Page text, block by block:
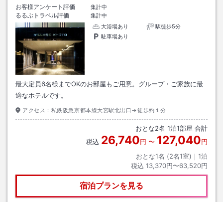
お客様アンケート評価
集計中
るるぶトラベル評価
集計中
大浴場あり
駅徒歩5分
駐車場あり
最大定員6名様までOKのお部屋もご用意。グループ・ご家族に最
適なホテルです。
アクセス： 私鉄阪急京都本線大宮駅北出口→徒歩約１分
おとな2名 1泊1部屋 合計
税込 26,740円 〜 127,040円
おとな1名 (2名1室)｜ 1泊
税込 13,370円〜63,520円
宿泊プランを見る